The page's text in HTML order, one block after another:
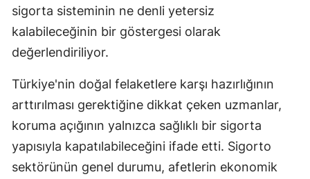
Mardin
Muğla
Muş
Nevşehir
sigorta sisteminin ne denli yetersiz
kalabileceğinin bir göstergesi olarak
değerlendiriliyor.
Türkiye'nin doğal felaketlere karşı hazırlığının
arttırılması gerektiğine dikkat çeken uzmanlar,
koruma açığının yalnızca sağlıklı bir sigorta
yapısıyla kapatılabileceğini ifade etti. Sigorto
sektörünün genel durumu, afetlerin ekonomik